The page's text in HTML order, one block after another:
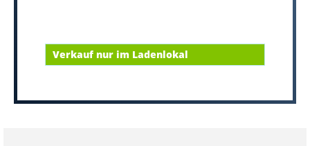
Verkauf nur im Ladenlokal